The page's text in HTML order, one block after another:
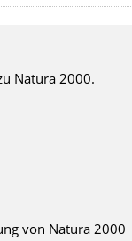
Natura 2000.
von Natura 2000